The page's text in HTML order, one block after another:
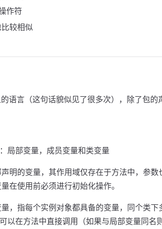
作符
较相似
语言（这句话貌似见了很多次），除了包的
局部变量，成员变量和类变量
明的变量，其作用域仅存在于方法中，参
在使用前必须进行初始化操作。
，指每个实例对象都具备的变量，同个类
以在方法中直接调用（如果与局部变量同名